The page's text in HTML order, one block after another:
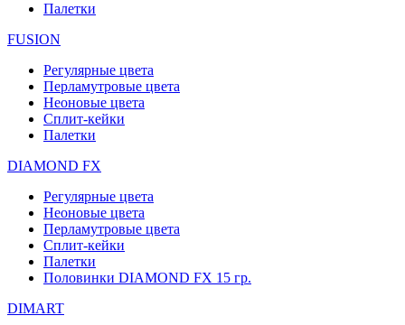
Палетки
FUSION
Регулярные цвета
Перламутровые цвета
Неоновые цвета
Сплит-кейки
Палетки
DIAMOND FX
Регулярные цвета
Неоновые цвета
Перламутровые цвета
Сплит-кейки
Палетки
Половинки DIAMOND FX 15 гр.
DIMART